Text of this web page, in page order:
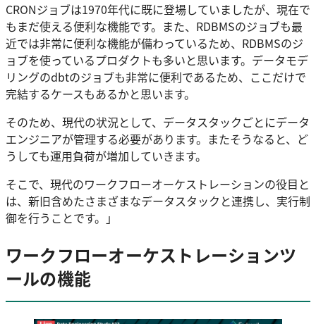
CRONジョブは1970年代に既に登場していましたが、現在で
もまだ使える便利な機能です。また、RDBMSのジョブも最
近では非常に便利な機能が備わっているため、RDBMSのジ
ョブを使っているプロダクトも多いと思います。データモデ
リングのdbtのジョブも非常に便利であるため、ここだけで
完結するケースもあるかと思います。
そのため、現代の状況として、データスタックごとにデータ
エンジニアが管理する必要があります。またそうなると、ど
うしても運用負荷が増加していきます。
そこで、現代のワークフローオーケストレーションの役目と
は、新旧含めたさまざまなデータスタックと連携し、実行制
御を行うことです。」
ワークフローオーケストレーションツ
ールの機能